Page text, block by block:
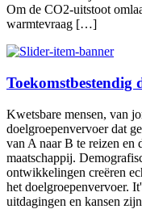
Om de CO2-uitstoot
warmtevraag […]
Toekomstbestendig
Kwetsbare mensen, van
doelgroepenvervoer dat
van A naar B te reizen en
maatschappij.
ontwikkelingen creëren
het doelgroepenvervoer.
uitdagingen en kansen